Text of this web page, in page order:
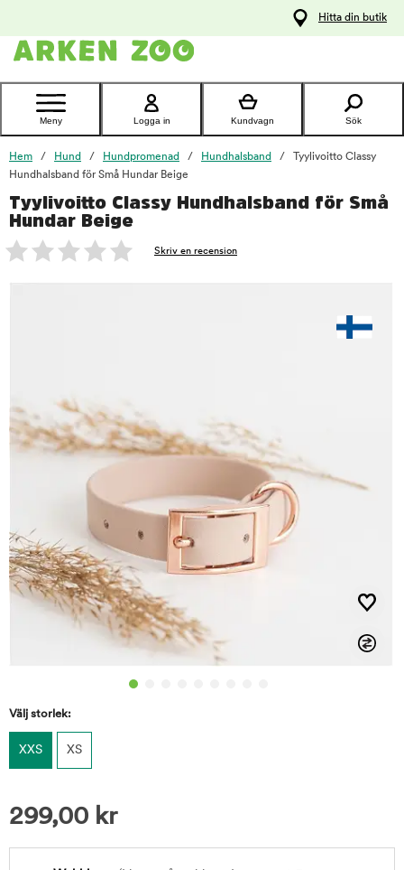
Kontakta
Hitta din butik
Meny Logga in Kundvagn Sök
Hem Hund Hundpromenad Hundhalsband
Tyylivoitto Classy
Hundhalsband för Små Hundar Beige
Tyylivoitto Classy Hundhalsband för Små
Hundar Beige
Skriv en recension
Välj storlek:
XXS XS
299,00 kr
foo